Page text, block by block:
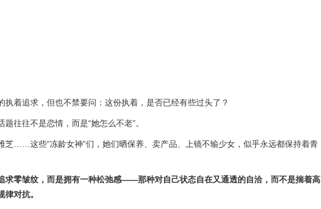
执着追求，但也不禁要问：这份执着，是否已经有些过头了？
往往不是恋情，而是“她怎么不老”。
芝……这些“冻龄女神”们，她们晒保养、卖产品、上镜不输少女，似乎永远都保持着青
求零皱纹，而是拥有一种松弛感——那种对自己状态自在又通透的自洽，而不是揣着高
对抗。